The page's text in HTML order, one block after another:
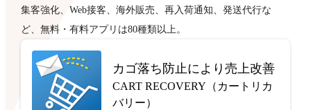
集客強化、Web接客、海外販売、再入荷通知、発送代行な
ど、無料・有料アプリは80種類以上。
カゴ落ち防止により売上改善
CART RECOVERY（カートリカ
バリー）